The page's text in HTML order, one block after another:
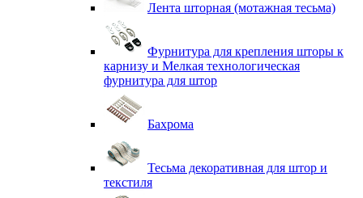
Лента шторная (мотажная тесьма)
Фурнитура для крепления шторы к
карнизу и Мелкая технологическая
фурнитура для штор
Бахрома
Тесьма декоративная для штор и
текстиля